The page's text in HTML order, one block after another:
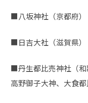
■八坂神社（京都府
■日吉大社（滋賀県
■丹生都比売神社（和
高野御子大神、大食